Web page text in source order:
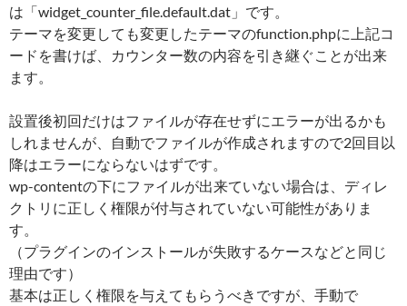
は「widget_counter_file.default.dat」です。
テーマを変更しても変更したテーマのfunction.phpに上記コ
ードを書けば、カウンター数の内容を引き継ぐことが出来
ます。
設置後初回だけはファイルが存在せずにエラーが出るかも
しれませんが、自動でファイルが作成されますので2回目以
降はエラーにならないはずです。
wp-contentの下にファイルが出来ていない場合は、ディレ
クトリに正しく権限が付与されていない可能性がありま
す。
（プラグインのインストールが失敗するケースなどと同じ
理由です）
基本は正しく権限を与えてもらうべきですが、手動で